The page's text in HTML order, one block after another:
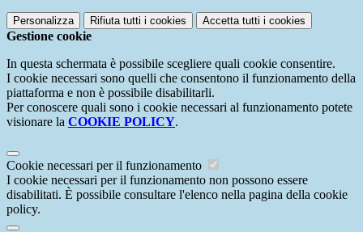
Personalizza Rifiuta tutti i cookies Accetta tutti i cookies
Gestione cookie
In questa schermata è possibile scegliere quali cookie consentire.
I cookie necessari sono quelli che consentono il funzionamento della
piattaforma e non è possibile disabilitarli.
Per conoscere quali sono i cookie necessari al funzionamento potete
visionare la COOKIE POLICY.
Cookie necessari per il funzionamento
I cookie necessari per il funzionamento non possono essere
disabilitati. È possibile consultare l'elenco nella pagina della cookie
policy.